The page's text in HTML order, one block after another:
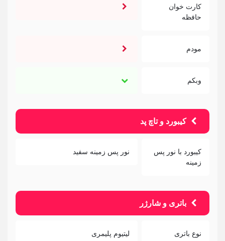
کارت خوان
حافظه
مودم
وبکم
کیبورد و تاچ پد
کیبورد با نور پس
زمینه
نور پس زمینه سفید
باتری و شارژر
نوع باتری لیتیوم پلیمری